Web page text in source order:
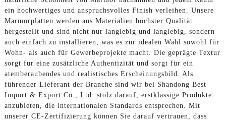
ein hochwertiges und anspruchsvolles Finish verleihen. Unsere
Marmorplatten werden aus Materialien höchster Qualität
hergestellt und sind nicht nur langlebig und langlebig, sondern
auch einfach zu installieren, was es zur idealen Wahl sowohl für
Wohn- als auch für Gewerbeprojekte macht. Die geprägte Textur
sorgt für eine zusätzliche Authentizität und sorgt für ein
atemberaubendes und realistisches Erscheinungsbild. Als
führender Lieferant der Branche sind wir bei Shandong Best
Import & Export Co., Ltd. stolz darauf, erstklassige Produkte
anzubieten, die internationalen Standards entsprechen. Mit
unserer CE-Zertifizierung können Sie darauf vertrauen, dass